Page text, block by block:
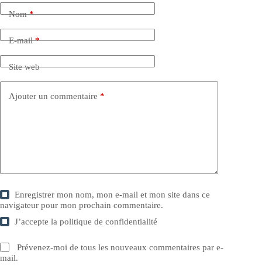
Nom*
E-mail*
Site web
Ajouter un commentaire *
Enregistrer mon nom, mon e-mail et mon site dans ce
navigateur pour mon prochain commentaire.
J’accepte lapolitique de confidentialité
Prévenez-moi de tous les nouveaux commentaires par e-
mail.